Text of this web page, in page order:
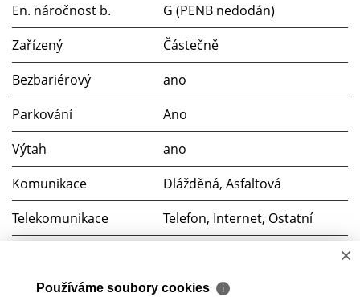
En. náročnost b.
G (PENB nedodán)
Zařízený
Částečně
Bezbariérový
ano
Parkování
Ano
Výtah
ano
Komunikace
Dlážděná, Asfaltová
Telekomunikace
Telefon, Internet, Ostatní
Voda
Dálkový vodovod
×
Používáme soubory cookies ℹ